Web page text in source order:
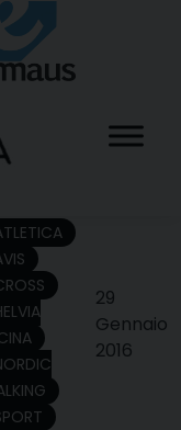
29
Gennaio
2016